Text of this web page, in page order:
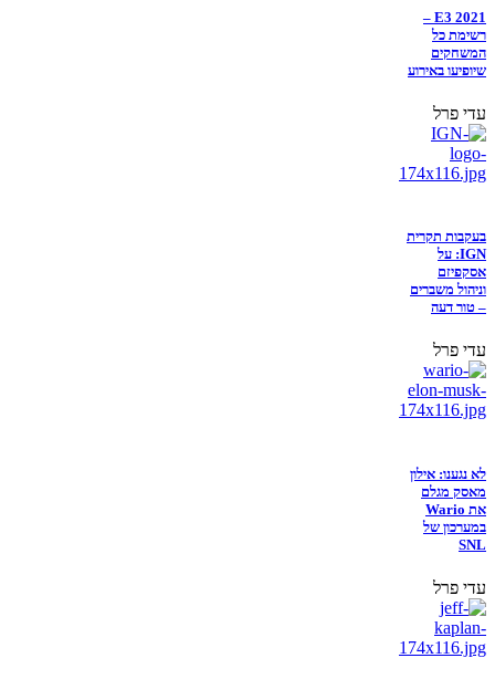
E3 2021 –
רשימת כל
המשחקים
שיופיעו באירוע
עדי פרל
בעקבות תקרית
IGN: על
אסקפיזם
וניהול משברים
– טור דעה
עדי פרל
לא נגענו: אילון
מאסק מגלם
את Wario
במערכון של
SNL
עדי פרל